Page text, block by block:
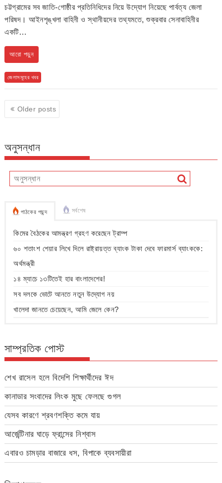
চট্টগ্রামের সব জাতি-গোষ্ঠীর প্রতিনিধিদের নিয়ে উদ্যোগ নিয়েছে পার্বত্য জেলা
পরিষদ। আইনশৃঙ্খলা বাহিনী ও স্থানীয়দের তথ্যমতে, শুক্রবার সেনাবাহিনীর
একটি…
আরো পড়ুন
জেলাসমূহের খবর
Posts
navigation
Older posts
অনুসন্ধান
পাঠকের পছন্দ সর্বশেষ
কিমের বৈঠকের আমন্ত্রণ গ্রহণ করেছেন ট্রাম্প
৬০ শতাংশ শেয়ার লিখে দিলে রাষ্ট্রায়ত্ত ব্যাংক টাকা দেবে ফারমার্স ব্যাংককে:
অর্থমন্ত্রী
১৪ ম্যাচে ১৩টিতেই হার বাংলাদেশের!
সব দলকে ভোটে আনতে নতুন উদ্যোগ নয়
খালেদা জানতে চেয়েছেন, আমি জেলে কেন?
সাম্প্রতিক পোস্ট
শেখ রাসেল হলে বিদেশি শিক্ষার্থীদের ঈদ
কানাডার সংবাদের লিংক মুছে ফেলছে গুগল
যেসব কারণে শ্রবণশক্তি কমে যায়
আর্জেন্টিনার ঘাড়ে ফ্রান্সের নিশ্বাস
এবারও চামড়ার বাজারে ধস, বিপাকে ব্যবসায়ীরা